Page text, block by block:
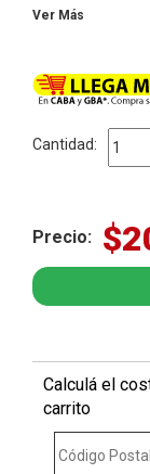
precipitadamente
Ver Más
Cantidad:
Precio:
Calculá el
carrito